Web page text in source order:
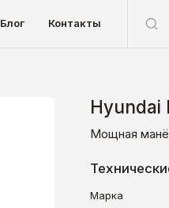
Блог Контакты
Hyundai
Мощная
Марка